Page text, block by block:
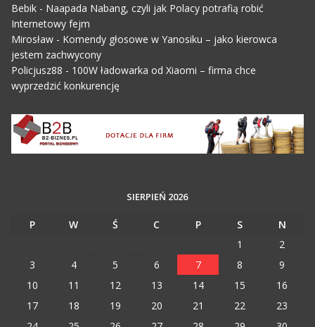
Bebik- Naapada Nabang, czyli jak Polacy potrafią robić
Internetowy fejm
Mirosław- Komendy głosowe w Yanosiku – jako kierowca
jestem zachwycony
Policjusz88 - 100W ładowarka od Xiaomi – firma chce
wyprzedzić konkurencję
SIERPIEŃ 2026
P W Ś C P S
N
1
2
3
4 5 6 7 8
9
10
11 12 13 14 15
16
17
18 19 20 21 22
23